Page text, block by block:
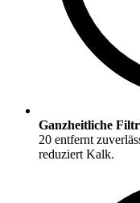
Ganzheitliche
20 entfernt
reduziert Kalk.